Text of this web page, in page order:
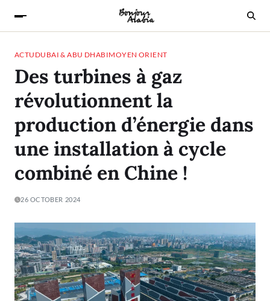
ACTU DUBAI & ABU DHABIMOYEN ORIENT
Des turbines à gaz
révolutionnent la
production d’énergie dans
une installation à cycle
combiné en Chine !
26 OCTOBER 2024